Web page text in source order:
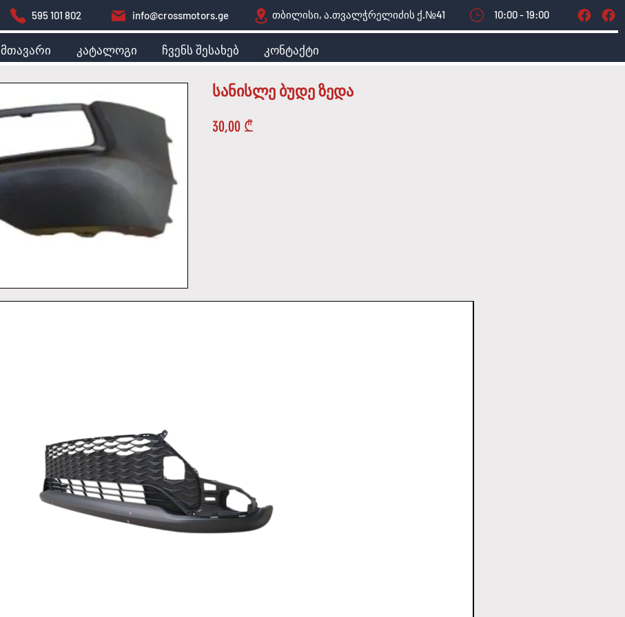
595 101 802 info@crossmotors.ge თბილისი, ა.თვალჭრელიძის ქ.№41 10:00 - 19:00
მთავარი კატალოგი ჩვენს შესახებ კონტაქტი
სანისლე ბუდე ზედა
30,00 ₾Price